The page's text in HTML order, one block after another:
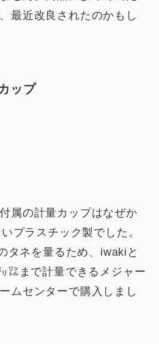
最近改良されたのかもし
ップ
属の計量カップはなぜか
プラスチック製でした。
タネを量るため、iwakiと
㍑まで計量できるメジャー
ムセンターで購入しまし